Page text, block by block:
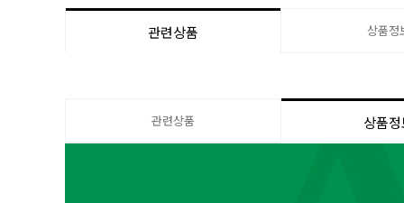
관련상품 상품정
관련상품 상품